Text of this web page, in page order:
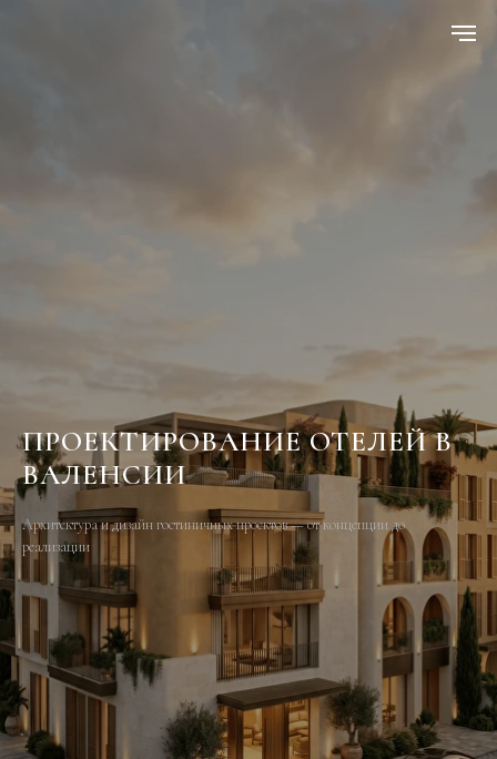
ПРОЕКТИРОВАНИЕ ОТЕЛЕЙ В
ВАЛЕНСИИ
Архитектура и дизайн гостиничных проектов — от концепции до
реализации